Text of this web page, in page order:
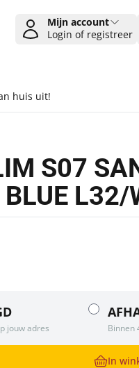
Mijn account
Login of registreer
huis uit!
S07
L32/
jouw adres Binnen
In